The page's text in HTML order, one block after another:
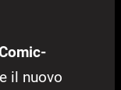
il nuovo